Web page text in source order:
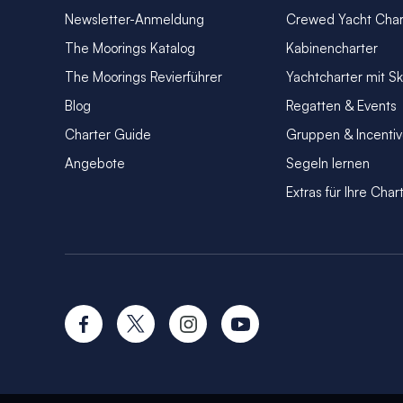
Newsletter-Anmeldung
The Moorings Katalog
The Moorings Revierführer
Blog
Charter Guide
Angebote
Crewed Yacht
Kabinencharter
Yachtcharter mit
Regatten & Events
Gruppen &
Segeln lernen
Extras für Ihre